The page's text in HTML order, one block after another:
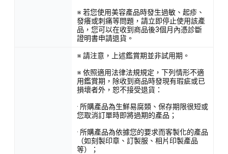
※ 若您使用美容產品時發生過敏、起疹、
發癢或刺痛等問題，請立即停止使用該產
品，您可以在收到商品後3個月內憑診斷
證明書申請退貨。
※ 請注意，上述鑑賞期並非試用期。
※ 依照適用法律法規規定，下列情形不適
用鑑賞期，除收到商品時發現有瑕疵或已
損壞者外，恕不接受退貨：
· 所購產品為生鮮易腐類、保存期限很短或
您取消訂單時即將過期的產品；
· 所購產品為依據您的要求而客製化的產品
（如刻製印章、訂製服、相片印製產品
等）；